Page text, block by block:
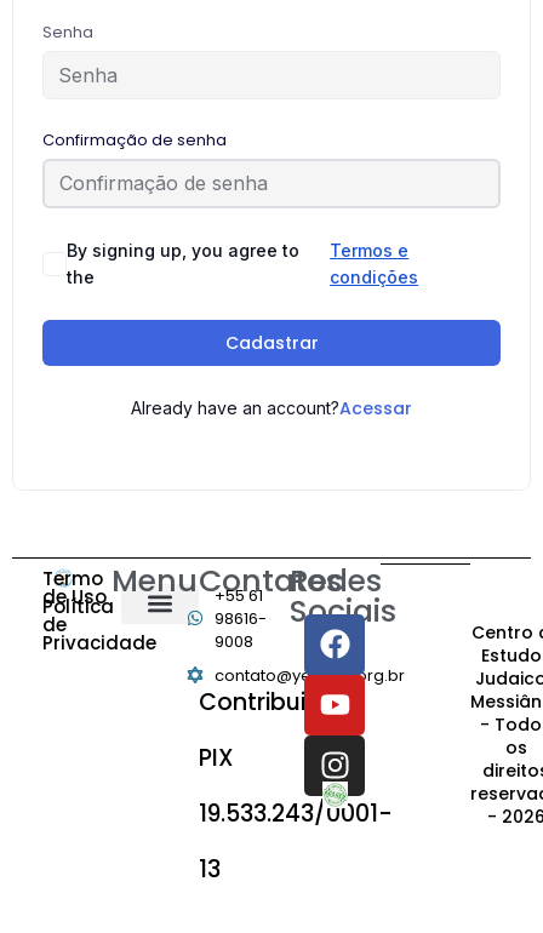
Senha
Confirmação de senha
By signing up, you agree to
the
Termos e
condições
Cadastrar
Already have an account?Acessar
Termo
de Uso
Política
de
Privacidade
MenuContatos
+55 61
98616-
9008
contato@yeshiva.org.br
Contribuição:
PIX
19.533.243/0001-
13
Redes
Sociais
Centro
-
os
-